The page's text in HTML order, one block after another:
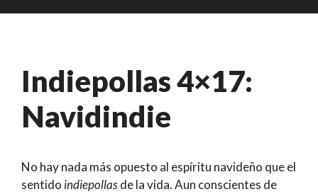
Indiepollas 4×17:
Navidindie
No hay nada más opuesto al espíritu navideño que el
sentido indiepollasde la vida. Aun conscientes de